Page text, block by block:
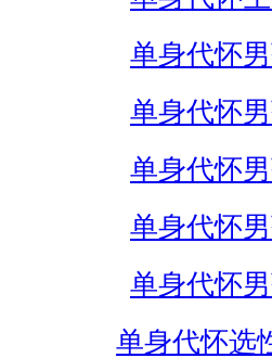
单身代怀
单身代怀
单身代怀
单身代怀
单身代怀
单身代怀选